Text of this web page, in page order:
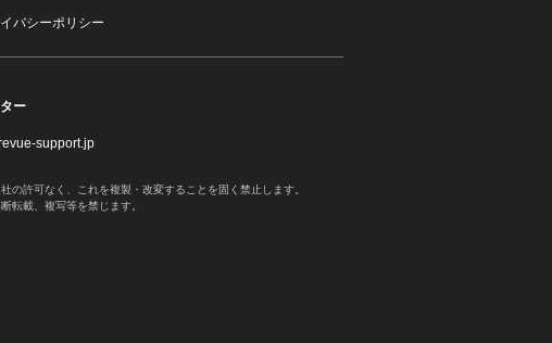
バシーポリシー
ー
support.jp
許可なく、これを複製・改変することを固く禁止します。
転載、複写等を禁じます。